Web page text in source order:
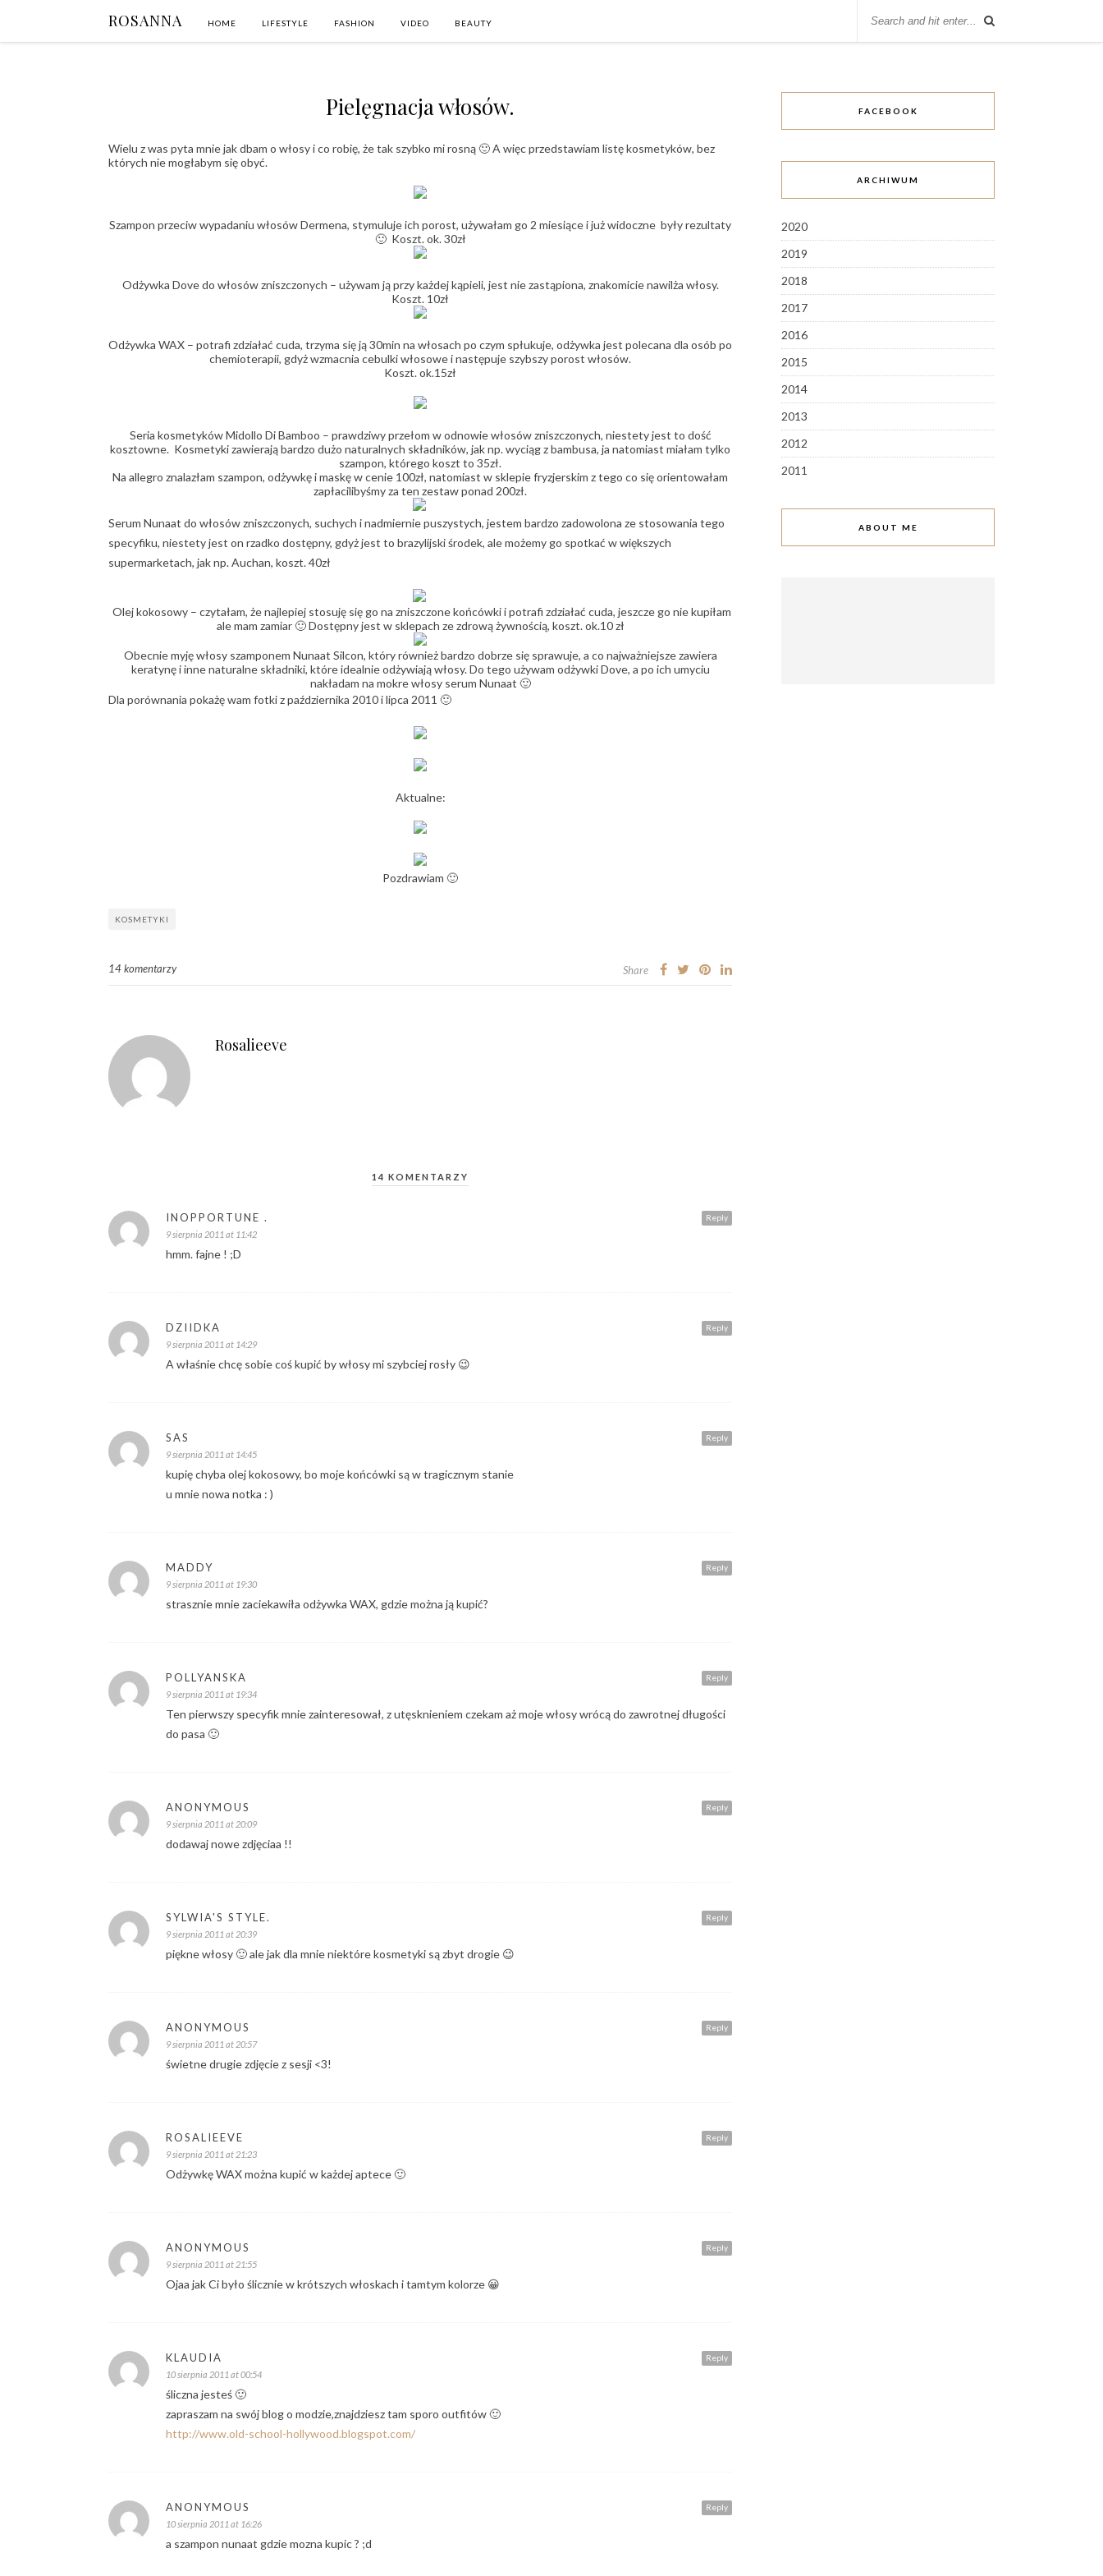
ROSANNA HOME LIFESTYLE FASHION VIDEO BEAUTY
Pielęgnacja włosów.
Wielu z was pyta mnie jak dbam o włosy i co robię, że tak szybko mi rosną 🙂 A więc przedstawiam listę kosmetyków, bez
których nie mogłabym się obyć.
Szampon przeciw wypadaniu włosów Dermena, stymuluje ich porost, używałam go 2 miesiące i już widoczne były rezultaty
🙂 Koszt. ok. 30zł
Odżywka Dove do włosów zniszczonych – używam ją przy każdej kąpieli, jest nie zastąpiona, znakomicie nawilża włosy.
Koszt. 10zł
Odżywka WAX – potrafi zdziałać cuda, trzyma się ją 30min na włosach po czym spłukuje, odżywka jest polecana dla osób po
chemioterapii, gdyż wzmacnia cebulki włosowe i następuje szybszy porost włosów.
Koszt. ok.15zł
Seria kosmetyków Midollo Di Bamboo – prawdziwy przełom w odnowie włosów zniszczonych, niestety jest to dość
kosztowne. Kosmetyki zawierają bardzo dużo naturalnych składników, jak np. wyciąg z bambusa, ja natomiast miałam tylko
szampon, którego koszt to 35zł.
Na allegro znalazłam szampon, odżywkę i maskę w cenie 100zł, natomiast w sklepie fryzjerskim z tego co się orientowałam
zapłacilibyśmy za ten zestaw ponad 200zł.
Serum Nunaat do włosów zniszczonych, suchych i nadmiernie puszystych, jestem bardzo zadowolona ze stosowania tego
specyfiku, niestety jest on rzadko dostępny, gdyż jest to brazylijski środek, ale możemy go spotkać w większych
supermarketach, jak np. Auchan, koszt. 40zł
Olej kokosowy – czytałam, że najlepiej stosuję się go na zniszczone końcówki i potrafi zdziałać cuda, jeszcze go nie kupiłam
ale mam zamiar 🙂 Dostępny jest w sklepach ze zdrową żywnością, koszt. ok.10 zł
Obecnie myję włosy szamponem Nunaat Silcon, który również bardzo dobrze się sprawuje, a co najważniejsze zawiera
keratynę i inne naturalne składniki, które idealnie odżywiają włosy. Do tego używam odżywki Dove, a po ich umyciu
nakładam na mokre włosy serum Nunaat 🙂
Dla porównania pokażę wam fotki z października 2010 i lipca 2011 🙂
Aktualne:
Pozdrawiam 🙂
KOSMETYKI
14 komentarzy Share
Rosalieeve
14 KOMENTARZY
Reply
INOPPORTUNE .
9 sierpnia 2011 at 11:42
hmm. fajne ! ;D
Reply
DZIIDKA
9 sierpnia 2011 at 14:29
A właśnie chcę sobie coś kupić by włosy mi szybciej rosły 😉
Reply
SAS
9 sierpnia 2011 at 14:45
kupię chyba olej kokosowy, bo moje końcówki są w tragicznym stanie
u mnie nowa notka : )
Reply
MADDY
9 sierpnia 2011 at 19:30
strasznie mnie zaciekawiła odżywka WAX, gdzie można ją kupić?
Reply
POLLYANSKA
9 sierpnia 2011 at 19:34
Ten pierwszy specyfik mnie zainteresował, z utęsknieniem czekam aż moje włosy wrócą do zawrotnej długości
do pasa 🙂
Reply
ANONYMOUS
9 sierpnia 2011 at 20:09
dodawaj nowe zdjęciaa !!
Reply
SYLWIA'S STYLE.
9 sierpnia 2011 at 20:39
piękne włosy 🙂 ale jak dla mnie niektóre kosmetyki są zbyt drogie 😉
Reply
ANONYMOUS
9 sierpnia 2011 at 20:57
świetne drugie zdjęcie z sesji <3!
Reply
ROSALIEEVE
9 sierpnia 2011 at 21:23
Odżywkę WAX można kupić w każdej aptece 🙂
Reply
ANONYMOUS
9 sierpnia 2011 at 21:55
Ojaa jak Ci było ślicznie w krótszych włoskach i tamtym kolorze 😀
Reply
KLAUDIA
10 sierpnia 2011 at 00:54
śliczna jesteś 🙂
zapraszam na swój blog o modzie,znajdziesz tam sporo outfitów 🙂
http://www.old-school-hollywood.blogspot.com/
Reply
ANONYMOUS
10 sierpnia 2011 at 16:26
a szampon nunaat gdzie mozna kupic ? ;d
FACEBOOK
ARCHIWUM
2020
2019
2018
2017
2016
2015
2014
2013
2012
2011
ABOUT ME